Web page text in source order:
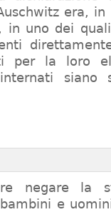
era,
in uno dei
per la loro
siano
negare la
e